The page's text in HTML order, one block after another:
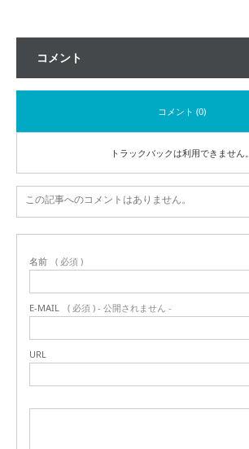
コメント
コメント (0)
トラックバックは利用できません。
この記事へのコメントはありません。
名前 ( 必須 )
E-MAIL ( 必須 ) - 公開されません -
URL